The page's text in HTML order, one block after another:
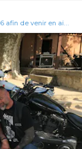
Notre association a été créée en 2006 afin de venir en aide à l'enfance malade